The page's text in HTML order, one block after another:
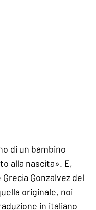
di un bambino
alla nascita». E,
Gonzalvez del
originale, noi
in italiano